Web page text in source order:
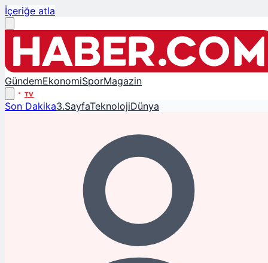
İçeriğe atla
GündemEkonomiSporMagazin
TV
Son Dakika3.SayfaTeknolojiDünya